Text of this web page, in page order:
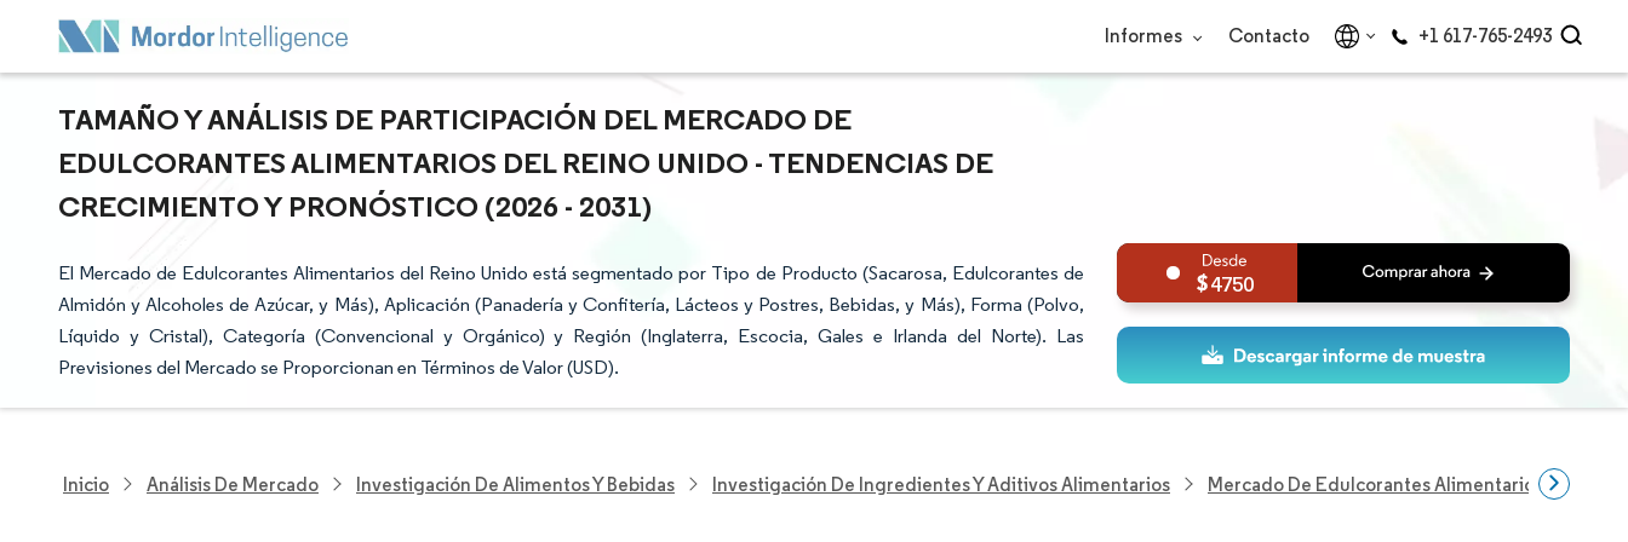
Informes Contacto +1 617-765-2493
TAMAÑO Y ANÁLISIS DE PARTICIPACIÓN DEL MERCADO DE
EDULCORANTES ALIMENTARIOS DEL REINO UNIDO - TENDENCIAS DE
CRECIMIENTO Y PRONÓSTICO (2026 - 2031)
El Mercado de Edulcorantes Alimentarios del Reino Unido está segmentado por Tipo de Producto (Sacarosa, Edulcorantes de
Almidón y Alcoholes de Azúcar, y Más), Aplicación (Panadería y Confitería, Lácteos y Postres, Bebidas, y Más), Forma (Polvo,
Líquido y Cristal), Categoría (Convencional y Orgánico) y Región (Inglaterra, Escocia, Gales e Irlanda del Norte). Las
Previsiones del Mercado se Proporcionan en Términos de Valor (USD).
4750
Inicio Análisis De Mercado Investigación De Alimentos Y Bebidas Investigación De Ingredientes Y Aditivos Alimentarios Mercado De Edulcorantes Alimentarios Del